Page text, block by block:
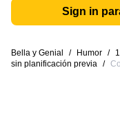
Sign in
Bella y Genial / Humor /
sin planificación previa /